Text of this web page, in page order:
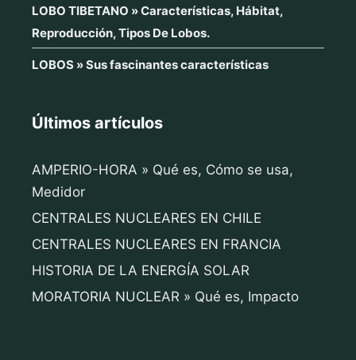
LOBO TIBETANO » Características, Hábitat,
Reproducción, Tipos De Lobos.
LOBOS » Sus fascinantes características
Últimos artículos
AMPERIO-HORA » Qué es, Cómo se usa,
Medidor
CENTRALES NUCLEARES EN CHILE
CENTRALES NUCLEARES EN FRANCIA
HISTORIA DE LA ENERGÍA SOLAR
MORATORIA NUCLEAR » Qué es, Impacto